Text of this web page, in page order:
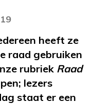
heeft ze
raad gebruiken
rubriek Raad
lezers
staat er een